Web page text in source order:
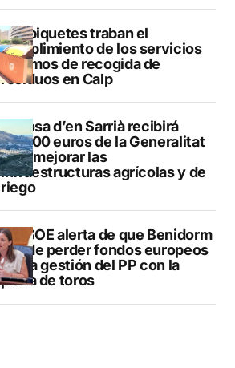
Los piquetes traban el
cumplimiento de los servicios
mínimos de recogida de
residuos en Calp
Callosa d’en Sarrià recibirá
40.000 euros de la Generalitat
para mejorar las
infraestructuras agrícolas y de
riego
El PSOE alerta de que Benidorm
puede perder fondos europeos
por la gestión del PP con la
plaza de toros